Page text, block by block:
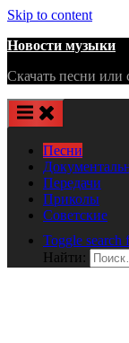
Skip to content
Новости музыки
Скачать песни или
Песни
Передачи
Приколы
Советские
Toggle search
Найти: